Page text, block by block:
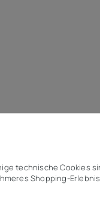
technische Cookies
Shopping-